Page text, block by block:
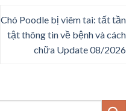
Chó Poodle bị viêm tai: tất tần
tật thông tin về bệnh và cách
chữa Update 08/2026